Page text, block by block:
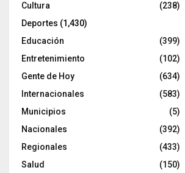
Cultura
(238)
Deportes (1,430)
Educación
(399)
Entretenimiento
(102)
Gente de Hoy
(634)
Internacionales
(583)
Municipios
(5)
Nacionales
(392)
Regionales
(433)
Salud
(150)